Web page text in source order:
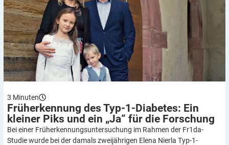
3 Minuten
Früherkennung des Typ-1-Diabetes: Ein
kleiner Piks und ein „Ja“ für die Forschung
Bei einer Früherkennungsuntersuchung im Rahmen der Fr1da-
Studie wurde bei der damals zweijährigen Elena Nierla Typ-1-